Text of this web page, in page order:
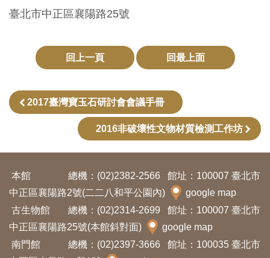
訊
動
出
文
臺北市中正區襄陽路25號
回上一頁 回最上面
2017臺灣寶玉石研討會會議手冊
2016非破壞性文物材質檢測工作坊
本館 總機：(02)2382-2566
館址：100007 臺北市
中正區襄陽路2號(二二八和平公園內)
google map
古生物館
總機：(02)2314-2699
館址：100007 臺北市
中正區襄陽路25號(本館斜對面)
google map
南門館
總機：(02)2397-3666
館址：100035 臺北市